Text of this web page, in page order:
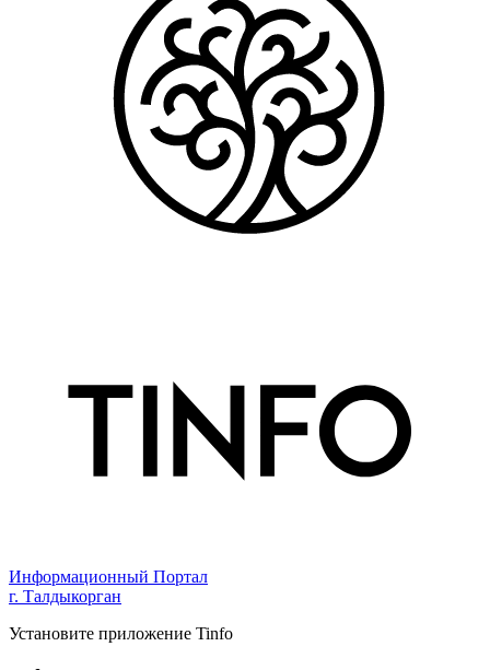
Информационный Портал
г. Талдыкорган
Установите приложение Tinfo